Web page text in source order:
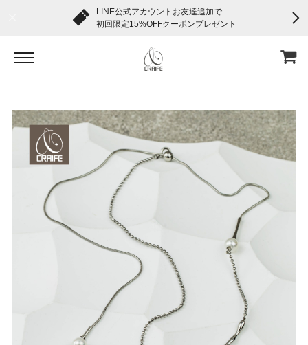
LINE公式アカウントお友達追加で
初回限定15%OFFクーポンプレゼント